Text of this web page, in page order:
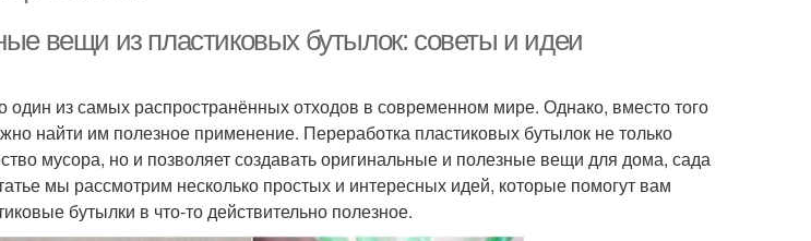
вещи из пластиковых бутылок: советы и идеи
один из самых распространённых отходов в современном мире. Однако, вместо того
найти им полезное применение. Переработка пластиковых бутылок не только
мусора, но и позволяет создавать оригинальные и полезные вещи для дома, сада
мы рассмотрим несколько простых и интересных идей, которые помогут вам
бутылки в что-то действительно полезное.